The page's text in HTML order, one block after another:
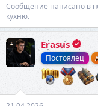
Сообщение написано в
кухню.
Erasus
Постоялец